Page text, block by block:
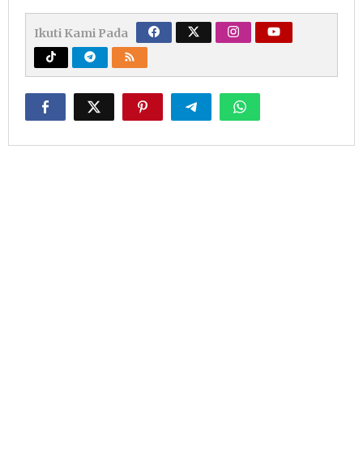
Ikuti Kami Pada